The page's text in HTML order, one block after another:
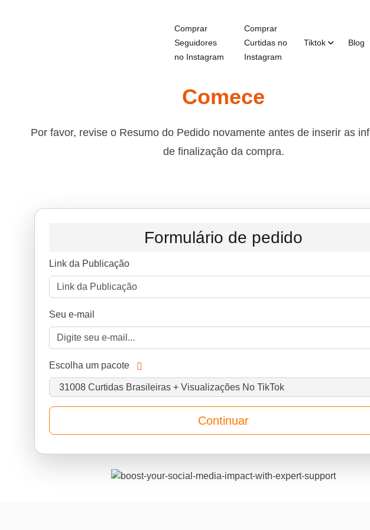
Comprar
Seguidores
no Instagram
Comprar
Curtidas no
Instagram
Tiktok Blog
Comece
Por favor, revise o Resumo do Pedido novamente antes de inserir as
de finalização da compra.
Formulário de pedido
Link da Publicação
Seu e-mail
Escolha um pacote
Continuar